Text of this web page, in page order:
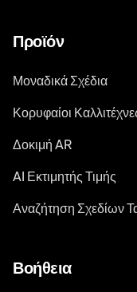
Προϊόν
Μοναδικά Σχέδια
Κορυφαίοι
Δοκιμή AR
AI Εκτιμητής Τιμής
Αναζήτηση Σχεδίων
Βοήθεια